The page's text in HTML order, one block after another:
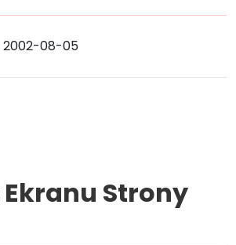
2002-08-05
Strony